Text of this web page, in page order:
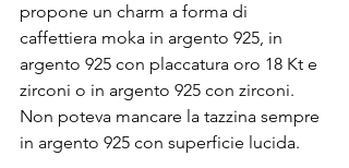
propone un charm a forma di
caffettiera moka in argento 925, in
argento 925 con placcatura oro 18 Kt e
zirconi o in argento 925 con zirconi.
Non poteva mancare la tazzina sempre
in argento 925 con superficie lucida.